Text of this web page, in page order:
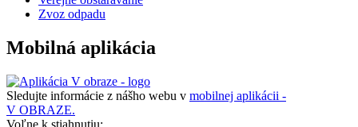
Zvoz odpadu
Mobilná aplikácia
Sledujte informácie z nášho webu v mobilnej aplikácii -
V OBRAZE.